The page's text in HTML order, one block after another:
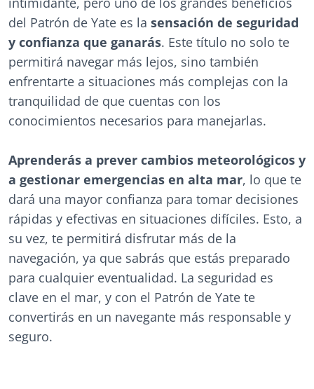
del Patrón de Yate es la sensación de seguridad
y confianza que ganarás. Este título no solo te
permitirá navegar más lejos, sino también
enfrentarte a situaciones más complejas con la
tranquilidad de que cuentas con los
conocimientos necesarios para manejarlas.
Aprenderás a prever cambios meteorológicos y
a gestionar emergencias en alta mar, lo que te
dará una mayor confianza para tomar decisiones
rápidas y efectivas en situaciones difíciles. Esto, a
su vez, te permitirá disfrutar más de la
navegación, ya que sabrás que estás preparado
para cualquier eventualidad. La seguridad es
clave en el mar, y con el Patrón de Yate te
convertirás en un navegante más responsable y
seguro.